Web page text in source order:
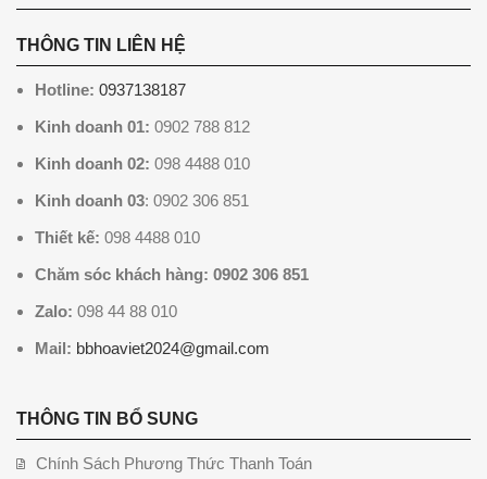
THÔNG TIN LIÊN HỆ
Hotline: 0937138187
Kinh doanh 01: 0902 788 812
Kinh doanh 02: 098 4488 010
Kinh doanh 03: 0902 306 851
Thiết kế: 098 4488 010
Chăm sóc khách hàng: 0902 306 851
Zalo: 098 44 88 010
Mail: bbhoaviet2024@gmail.com
THÔNG TIN BỔ SUNG
Chính Sách Phương Thức Thanh Toán